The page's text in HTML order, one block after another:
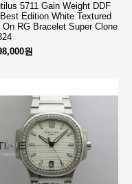
5711 Gain Weight DDF
Edition White Textured
On RG Bracelet Super Clone
원